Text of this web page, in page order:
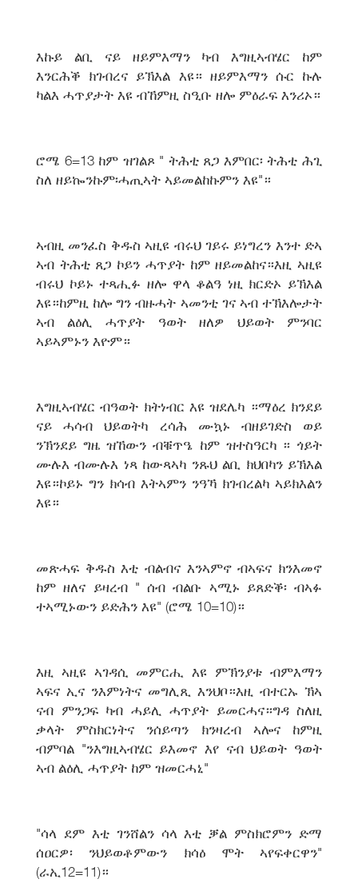
እኩይ ልቢ ናይ ዘይምእማን ካብ እግዚኣብሄር ከም
እንርሕቕ ክገብረና ይኽእል እዩ። ዘይምእማን ሱር ኩሉ
ካልእ ሓጥያታት እዩ ብኸምዚ ስዒቡ ዘሎ ምዕራፍ እንሪኦ።
ሮሜ 6=13 ከም ዝገልጾ " ትሕቲ ጸጋ እምበር፡ ትሕቲ ሕጊ
ስለ ዘይኰንኩም፡ሓጢኣት ኣይመልከኩምን እዩ"።
ኣብዚ መንፈስ ቅዱስ ኣዚዩ ብሩህ ገይሩ ይነግረን እንተ ድኣ
ኣብ ትሕቲ ጸጋ ኮይን ሓጥያት ከም ዘይመልከና።እዚ ኣዚዩ
ብሩህ ኮይኑ ተጻሒፉ ዘሎ ዋላ ቆልዓ ነዚ ክርድኦ ይኽእል
እዩ።ከምዚ ከሎ ግን ብዙሓት ኣመንቲ ገና ኣብ ተኽእሎታት
ኣብ ልዕሊ ሓጥያት ዓወት ዘለዎ ህይወት ምንባር
ኣይኣምኑን እዮም።
እግዚኣብሄር ብዓወት ክትነብር እዩ ዝደሌካ ።ማዕረ ክንደይ
ናይ ሓሳብ ህይወትካ ረሳሕ ሙኳኑ ብዘይገድስ ወይ
ንኽንደይ ግዜ ዝኸውን ብቑጥዔ ከም ዝተስዓርካ ። ጎይት
ሙሉእ ብሙሉእ ነጻ ከውጻኣካ ንጹህ ልቢ ክህበካን ይኽእል
እዩ።ኮይኑ ግን ክሳብ እትኣምን ንዓኻ ክገብረልካ ኣይክእልን
እዩ።
መጽሓፍ ቅዱስ እቲ ብልብና እንኣምኖ ብኣፍና ክንእመኖ
ከም ዘለና ይዛረብ " ሰብ ብልቡ ኣሚኑ ይጸድቕ፡ ብኣፉ
ተኣሚኑውን ይድሕን እዩ" (ሮሜ 10=10)።
እዚ ኣዚዩ ኣገዳሲ መምርሒ እዩ ምኽንያቱ ብምእማን
ኣፍና ኢና ንእምነትና መግሊጺ እንህቦ።እዚ ብተርኡ ኽኣ
ናብ ምንጋፍ ካብ ሓይሊ ሓጥያት ይመርሓና።ግዳ ስለዚ
ቃላት ምስክርነትና ንሰይጣን ክንዛረብ ኣሎና ከምዚ
ብምባል "ንእግዚኣብሄር ይእመኖ እየ ናብ ህይወት ዓወት
ኣብ ልዕሊ ሓጥያት ከም ዝመርሓኒ"
"ሳላ ደም እቲ ገንሸልን ሳላ እቲ ቓል ምስክሮምን ድማ
ሰዐርዎ፡ ንህይወቶምውን ክሳዕ ሞት ኣየፍቀርዋን"
(ራኢ12=11)።